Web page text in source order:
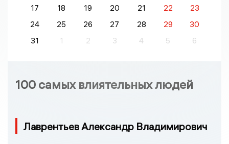
17
18 19 20 21 22
23
24
25 26 27 28 29
30
31
1 2 3 4 5 6
100 самых влиятельных людей
Лаврентьев Александр Владимирович